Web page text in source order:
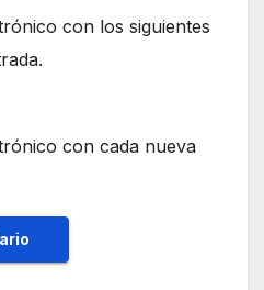
con los siguientes
con cada nueva